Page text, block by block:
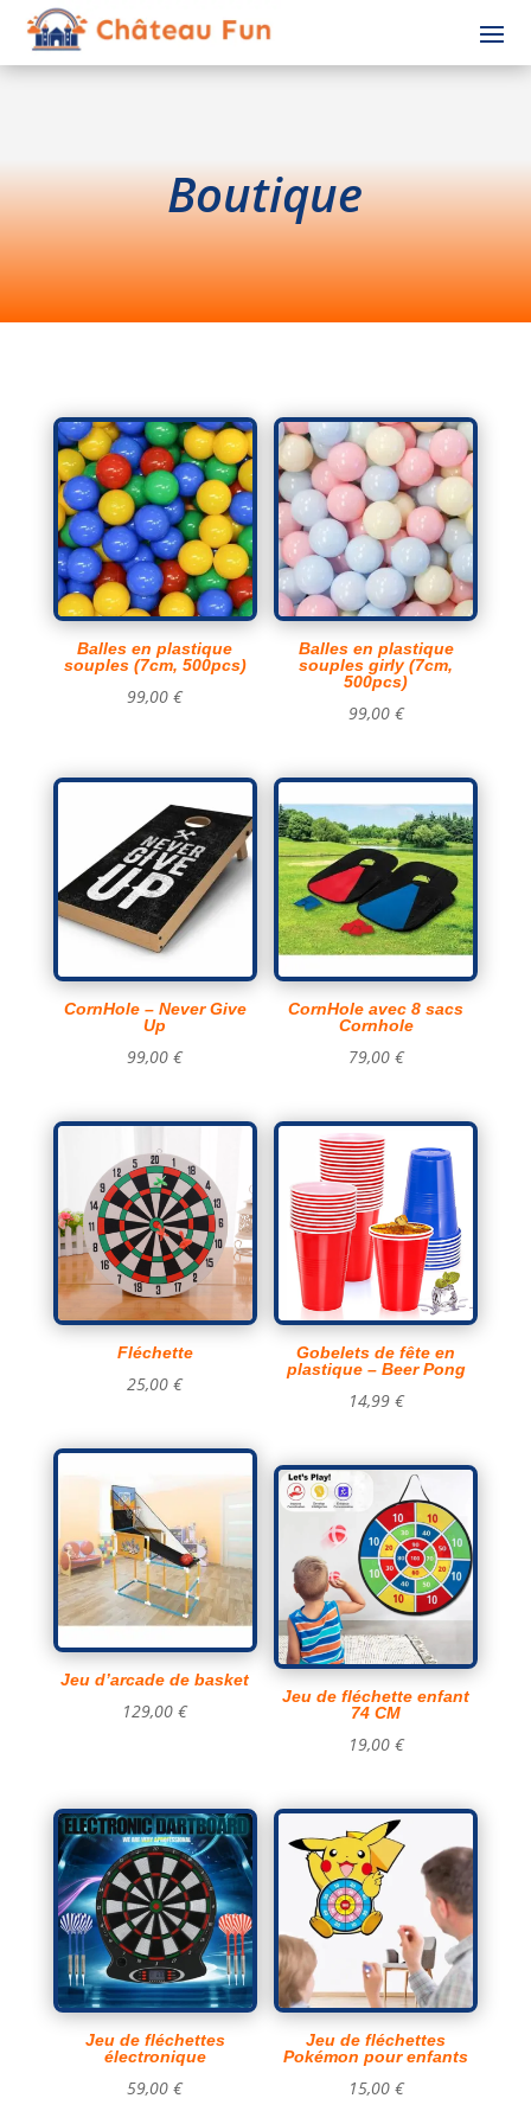
Boutique
Balles en plastique
souples (7cm, 500pcs)
99,00€
Balles en plastique
souples girly (7cm,
500pcs)
99,00 €
CornHole – Never Give
Up
99,00€
CornHole avec 8 sacs
Cornhole
79,00 €
Fléchette
25,00€
Gobelets de fête en
plastique – Beer Pong
14,99 €
Jeu d’arcade de basket
129,00€
Jeu de fléchette enfant
74 CM
19,00 €
Jeu de fléchettes
électronique
59,00€
Jeu de fléchettes
Pokémon pour enfants
15,00 €